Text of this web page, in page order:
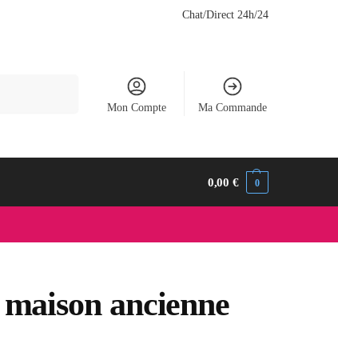
Chat/Direct 24h/24
Mon Compte Ma Commande
0,00€ 0
ancienne